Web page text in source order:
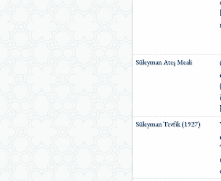
Süleyman Ateş Meali
Süleyman Tevfik (1927)